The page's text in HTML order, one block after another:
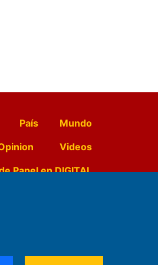
País
Mundo
Videos
Papel en DIGITAL